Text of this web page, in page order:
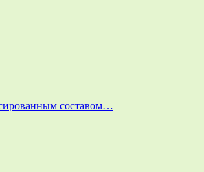
составом…